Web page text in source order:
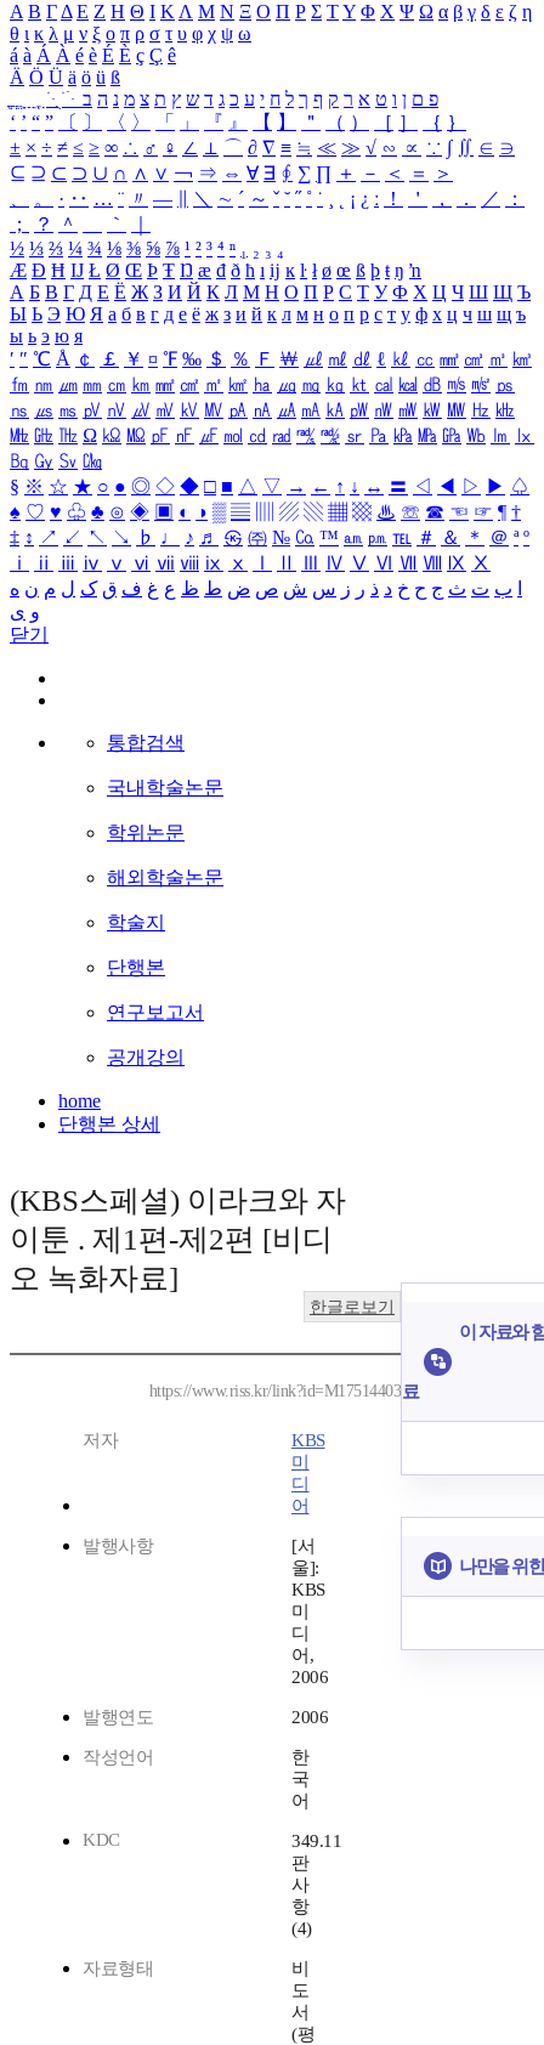
Α Β ΓΔ Ε Ζ Η Θ Ι ΚΛ Μ Ν Ξ Ο Π Ρ Σ ΤΥ Φ Χ Ψ Ω α β γ δ ε ζ η
θ ι κ λ μ ν ξ ο π ρ σ τ υ φ χ ψ ω
á à Á À é è É È ç Ç ê
Ä Ö Ü ä ö ü ß
ִֶֹ ֻּ ׁׂ פ ם ן ו ט א ר ק ף ך ל ח י ע כ ג ד ש ץ ת צ מ נ ה ב
‘ ’ “ ” 〔 〕 〈 〉 「 」 『 』 【 】 ＂ （ ） ［ ］ ｛ ｝
± × ÷ ≠ ≤ ≥ ∞ ∴ ♂ ♀ ∠ ⊥ ⌒ ∂ ∇ ≡ ≒ ≪ ≫ √ ∽ ∝ ∵ ∫ ∬ ∈ ∋
⊆ ⊇ ⊂ ⊃ ∪ ∩ ∧ ∨ ￢ ⇒ ⇔ ∀ ∃ ∮ ∑ ∏ ＋ － ＜ ＝
＞
、
。 · ‥ … ¨ 〃 ― ＼ ∼ ´ ～ ˇ ˘ ˝ ˚ ˙ ¸ ¡ ¿ ː ！ ＇ ， ． ／
：
；
？ ＾ ｀
½ ⅓ ⅔ ¼ ¾ ⅛ ⅜ ⅝ ⅞ ¹ ² ³ ⁴ ⁿ ₁ ₂ ₃ ₄
Æ Ð Ħ Ĳ Ł Ø Œ Þ Ŧ Ŋ æ đ ð ħ ı ĳ ĸ ŀ ł ø œ ß þ ŧ ŋ ŉ
А Б В Г Д Е Ё Ж З И Й К Л М Н О П Р С Т У Ф Х Ц Ч Ш Щ Ъ
Ы Ь Э Ю Я а б в г д е ё ж з и й к л м н о п р с т у ф х ц ч ш щ ъ
ы ь э ю я
′ ″ ℃ Å ￠ ￡ ￥ ¤ ℉ ‰ ＄ ％ Ｆ ￦ ㎕ ㎖ ㎗ ℓ ㎘ ㏄ ㎣ ㎤ ㎥ ㎦
㎙ ㎚ ㎛ ㎜ ㎝ ㎞ ㎟ ㎠ ㎡ ㎢ ㏊ ㎍ ㎎ ㎏ ㏏ ㎈ ㎉ ㏈ ㎧ ㎨ ㎰
㎱ ㎲ ㎳ ㎴ ㎵ ㎶ ㎷ ㎸ ㎹ ㎀ ㎁ ㎂ ㎃ ㎄ ㎺ ㎻ ㎽ ㎾ ㎿ ㎐ ㎑
㎒ ㎓ ㎔ Ω ㏀ ㏁ ㎊ ㎋ ㎌ ㏖ ㏅ ㎭ ㎮ ㎯ ㏛ ㎩ ㎪ ㎫ ㎬ ㏝ ㏐
㏓
㏃ ㏉ ㏜ ㏆
§ ※ ☆ ★ ○ ● ◎ ◇ ◆ □ ■ △ ▽ → ← ↑ ↓ ↔ 〓 ◁ ◀ ▷ ▶ ♤
♠ ♡ ♥ ♧ ♣ ⊙ ◈ ▣ ◐ ◑ ▒ ▤ ▨ ▧ ▦ ▩ ♨ ☏ ☎ ☜ ☞ ¶ †
‡ ↕ ↗ ↙ ↖ ↘ ♭ ♩ ♪ ♬ ㉿ ㈜ № ㏇ ™ ㏂ ㏘ ℡ ＃ ＆ ＊ ＠ ª º
ⅰ
ⅱ ⅲ ⅳ ⅴ ⅵ ⅶ ⅷ ⅸ ⅹ Ⅳ Ⅴ Ⅵ Ⅶ Ⅷ Ⅸ Ⅹ
ب ت ث ج ح خ د ذ ر ز س ش ص ض ط ظ ع غ ف ق ک ل م ن ه
و ی
닫기
통합검색
국내학술논문
학위논문
해외학술논문
학술지
단행본
연구보고서
공개강의
home
단행본 상세
(KBS스페셜) 이라크와 자
이툰 . 제1편-제2편 [비디
오 녹화자료]
한글로보기
https://www.riss.kr/link?id=M17514403
저자
KBS
미
디
어
발행사항
[서
울]:
KBS
미
디
어,
2006
발행연도 2006
작성언어
한
국
어
KDC
349.11
판
사
항
(4)
자료형태
비
도
서
(평
이 자료와
료
나만을 위